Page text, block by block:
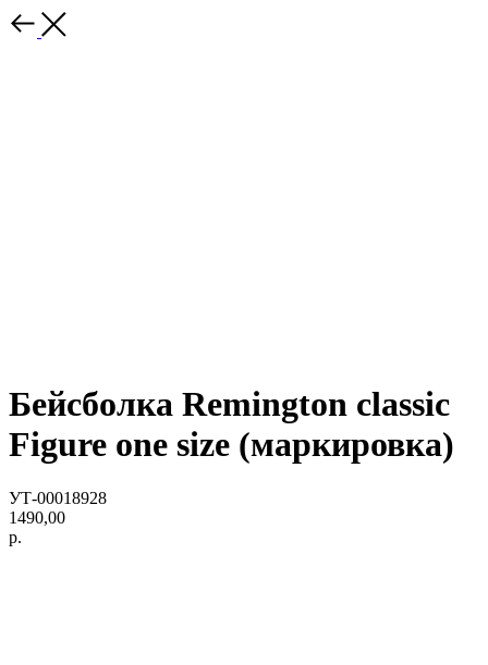
Бейсболка Remington classic
Figure one size (маркировка)
УТ-00018928
1490,00
р.